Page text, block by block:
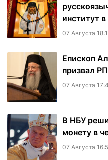
институт
07 Августа
Епископ
призвал
07 Августа
В НБУ
монету в
07 Августа